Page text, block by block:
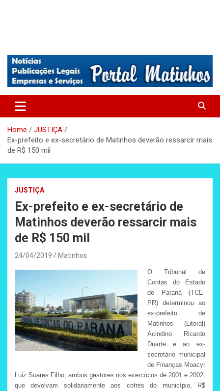
Matinhos – Praia de Matinhos
Home
JUSTIÇA
Ex-prefeito e ex-secretário de Matinhos deverão ressarcir mais
de R$ 150 mil
JUSTIÇA
Ex-prefeito e ex-secretário de
Matinhos deverão ressarcir mais
de R$ 150 mil
24/04/2019 Matinhos
O Tribunal de
Contas do Estado
do Paraná (TCE-
PR) determinou ao
ex-prefeito de
Matinhos (Litoral)
Acindino Ricardo
Duarte e ao ex-
secretário municipal
de Finanças Moacyr
Luiz Soares Filho, ambos gestores nos exercícios de 2001 e 2002,
que devolvam solidariamente aos cofres do município, R$